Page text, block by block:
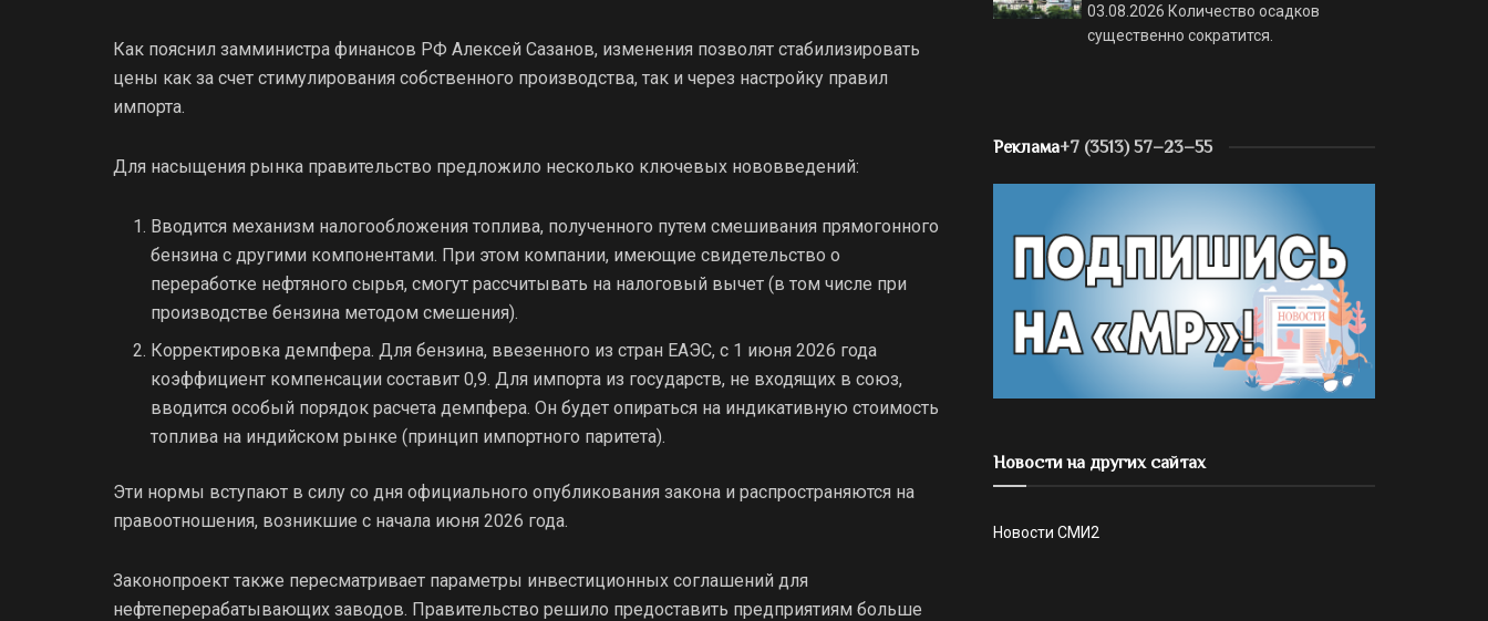
Как пояснил замминистра финансов РФ Алексей Сазанов, изменения позволят стабилизировать
цены как за счет стимулирования собственного производства, так и через настройку правил
импорта.
Для насыщения рынка правительство предложило несколько ключевых нововведений:
Вводится механизм налогообложения топлива, полученного путем смешивания прямогонного
бензина с другими компонентами. При этом компании, имеющие свидетельство о
переработке нефтяного сырья, смогут рассчитывать на налоговый вычет (в том числе при
производстве бензина методом смешения).
Корректировка демпфера. Для бензина, ввезенного из стран ЕАЭС, с 1 июня 2026 года
коэффициент компенсации составит 0,9. Для импорта из государств, не входящих в союз,
вводится особый порядок расчета демпфера. Он будет опираться на индикативную стоимость
топлива на индийском рынке (принцип импортного паритета).
Эти нормы вступают в силу со дня официального опубликования закона и распространяются на
правоотношения, возникшие с начала июня 2026 года.
Законопроект также пересматривает параметры инвестиционных соглашений для
нефтеперерабатывающих заводов. Правительство решило предоставить предприятиям больше
03.08.2026 Количество осадков
существенно сократится.
Реклама+7 (3513) 57–23–55
Новости на других сайтах
Новости СМИ2